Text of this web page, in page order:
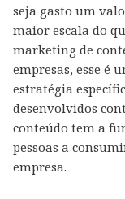
seja gasto um
maior escala do
marketing de
empresas, esse é
estratégia
desenvolvidos
conteúdo tem a
pessoas a
empresa.